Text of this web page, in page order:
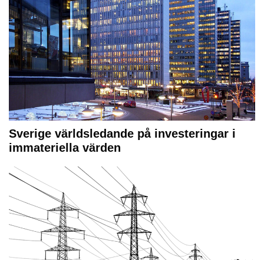
Sverige världsledande på investeringar i
immateriella värden